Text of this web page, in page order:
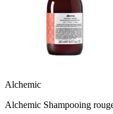
Alchemic
Alchemic Shampooing